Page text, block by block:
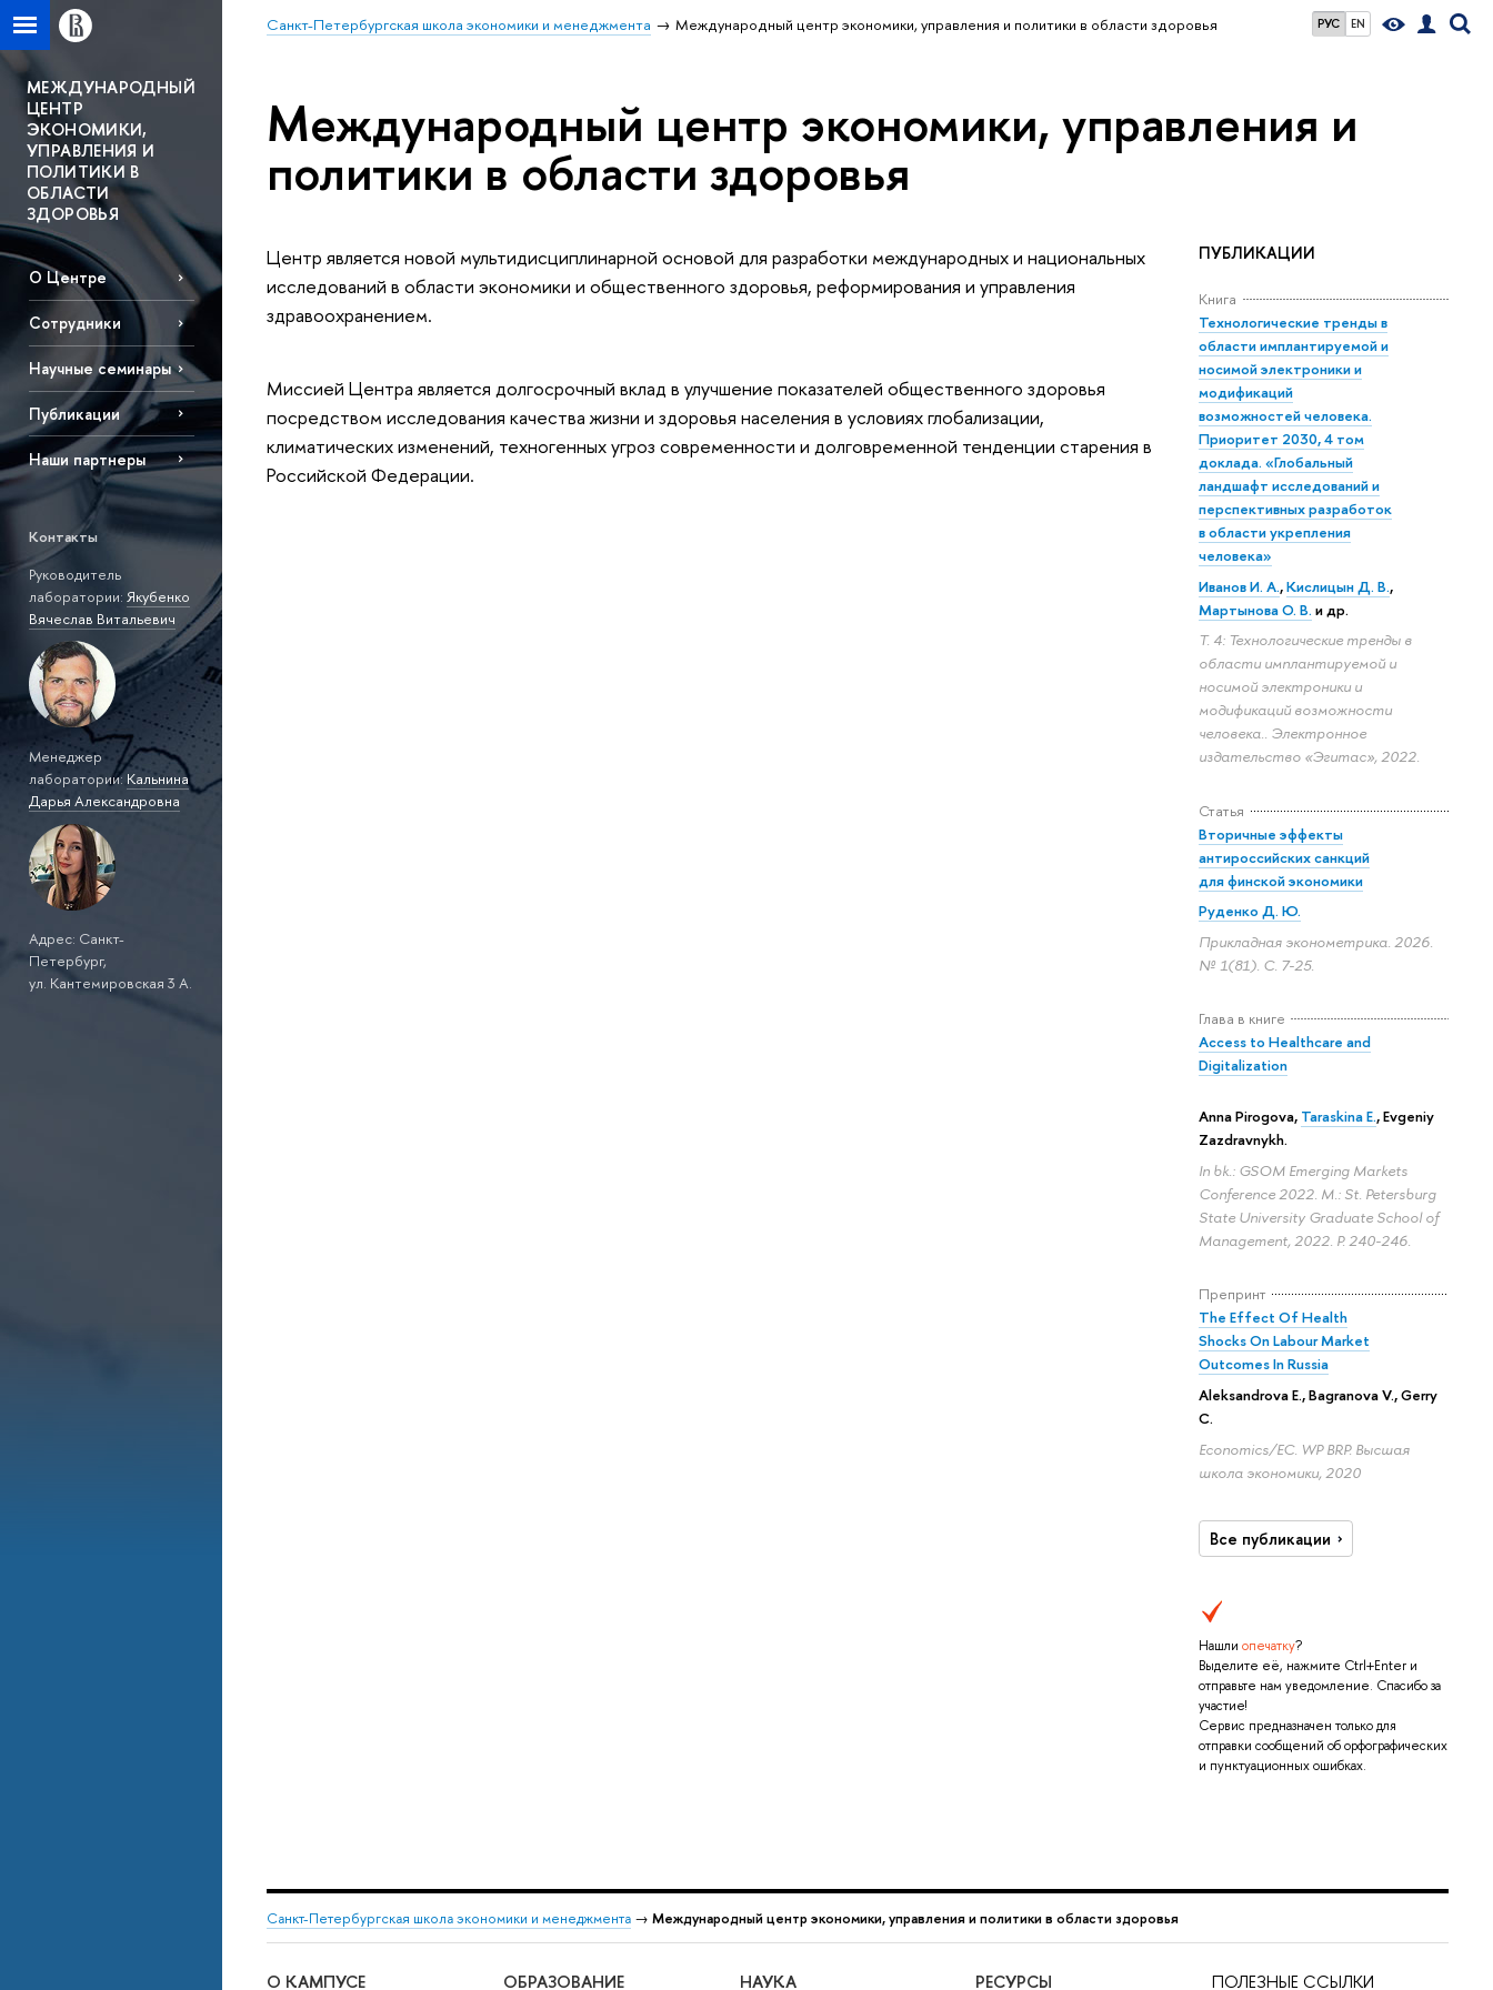
РУС EN
Санкт-Петербургская школа экономики и менеджмента Международный центр экономики, управления и политики в области здоровья
МЕЖДУНАРОДНЫЙ
ЦЕНТР
ЭКОНОМИКИ,
УПРАВЛЕНИЯ И
ПОЛИТИКИ В
ОБЛАСТИ
ЗДОРОВЬЯ
О Центре
Сотрудники
Научные семинары
Публикации
Наши партнеры
Контакты
Руководитель
лаборатории: Якубенко
Вячеслав Витальевич
Менеджер
лаборатории:Кальнина
Дарья Александровна
Адрес: Санкт-
Петербург,
ул. Кантемировская 3 A.
Международный центр экономики, управления и
политики в области здоровья
ПУБЛИКАЦИИ
Книга
Технологические тренды в
области имплантируемой и
носимой электроники и
модификаций
возможностей человека.
Приоритет 2030, 4 том
доклада. «Глобальный
ландшафт исследований и
перспективных разработок
в области укрепления
человека»
Иванов И. А.,Кислицын Д. В.,
Мартынова О. В. и др.
Т. 4: Технологические тренды в
области имплантируемой и
носимой электроники и
модификаций возможности
человека.. Электронное
издательство «Эгитас», 2022.
Статья
Вторичные эффекты
антироссийских санкций
для финской экономики
Руденко Д. Ю.
Прикладная эконометрика. 2026.
№ 1(81). С. 7-25.
Глава в книге
Access to Healthcare and
Digitalization
Anna Pirogova, Taraskina E.,Evgeniy
Zazdravnykh.
In bk.: GSOM Emerging Markets
Conference 2022. M.: St. Petersburg
State University Graduate School of
Management, 2022. P. 240-246.
Препринт
The Effect Of Health
Shocks On Labour Market
Outcomes In Russia
Aleksandrova E.,Bagranova V.,Gerry
C.
Economics/EC. WP BRP. Высшая
школа экономики, 2020
Все публикации
Нашли опечатку?
Выделите её, нажмите Ctrl+Enter и
отправьте нам уведомление. Спасибо за
участие!
Сервис предназначен только для
отправки сообщений об орфографических
и пунктуационных ошибках.
Центр является новой мультидисциплинарной основой для разработки международных и национальных
исследований в области экономики и общественного здоровья, реформирования и управления
здравоохранением.
Миссией Центра является долгосрочный вклад в улучшение показателей общественного здоровья
посредством исследования качества жизни и здоровья населения в условиях глобализации,
климатических изменений, техногенных угроз современности и долговременной тенденции старения в
Российской Федерации.
Санкт-Петербургская школа экономики и менеджмента → Международный центр экономики, управления и политики в области здоровья
О КАМПУСЕ ОБРАЗОВАНИЕ НАУКА РЕСУРСЫ ПОЛЕЗНЫЕ ССЫЛКИ